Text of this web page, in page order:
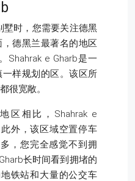
墅时，您需要关注德黑
德黑兰最著名的地区
Shahrak e Gharb是一
样规划的区。该区所
很宽敞。
区相比，Shahrak e
外，该区域空置停车
，您完全感觉不到拥
长时间看到拥堵的
铁站和大量的公交车